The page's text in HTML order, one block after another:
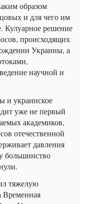
образом
и для чего им
Кулуарное решение
происходящих
Украины, а
научной и
и украинское
уже не первый
академиков,
отечественной
давления
большинство
тяжелую
Временная